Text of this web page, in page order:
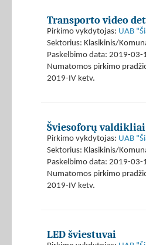
Transporto video
Pirkimo vykdytojas: UAB
Sektorius: Klasikinis/
Paskelbimo data: 2019-03-
Numatomos pirkimo
2019-IV ketv.
Šviesoforų valdikliai
Pirkimo vykdytojas: UAB
Sektorius: Klasikinis/
Paskelbimo data: 2019-03-
Numatomos pirkimo
2019-IV ketv.
LED šviestuvai